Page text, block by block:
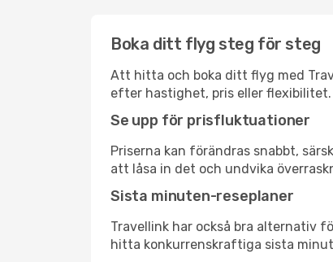
Boka ditt flyg steg för steg
Att hitta och boka ditt flyg med
efter hastighet, pris eller
Se upp för prisfluktuationer
Priserna kan förändras snabbt,
att låsa in det och undvika
Sista minuten-reseplaner
Travellink har också bra alternativ
hitta konkurrenskraftiga sista